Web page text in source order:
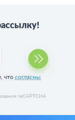
что согласны
reCAPTCHA